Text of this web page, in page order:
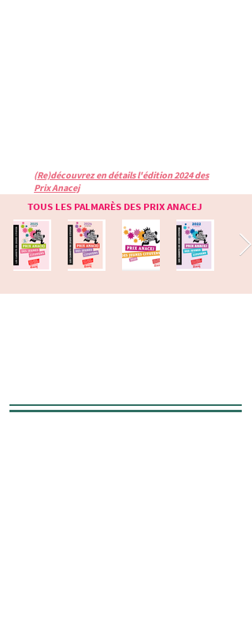
(Re)découvrez en détails l'édition 2024 des
Prix Anacej
TOUS LES PALMARÈS DES PRIX ANACEJ